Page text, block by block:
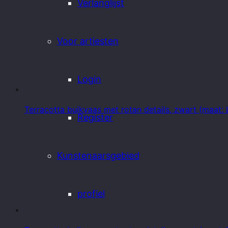
Verlanglijst
Voor artiesten
Login
Register
Kunstenaarsgebied
profiel
Terracotta buikvaas met rotan details, zwart (maat: